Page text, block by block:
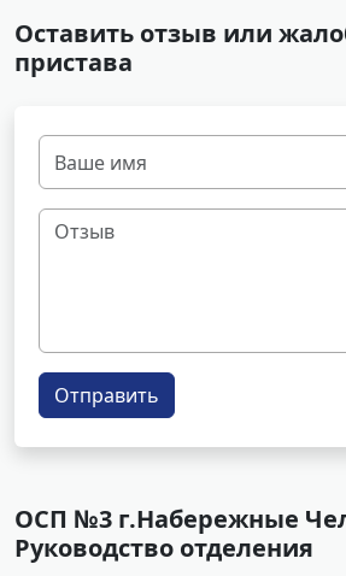
Оставить отзыв или
пристава
Отправить
ОСП №3 г.Набережные
Руководство отделения